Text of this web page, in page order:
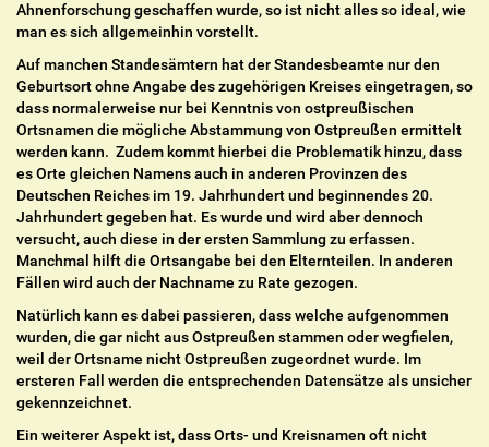
Ahnenforschung geschaffen wurde, so ist nicht alles so ideal, wie
man es sich allgemeinhin vorstellt.
Auf manchen Standesämtern hat der Standesbeamte nur den
Geburtsort ohne Angabe des zugehörigen Kreises eingetragen, so
dass normalerweise nur bei Kenntnis von ostpreußischen
Ortsnamen die mögliche Abstammung von Ostpreußen ermittelt
werden kann. Zudem kommt hierbei die Problematik hinzu, dass
es Orte gleichen Namens auch in anderen Provinzen des
Deutschen Reiches im 19. Jahrhundert und beginnendes 20.
Jahrhundert gegeben hat. Es wurde und wird aber dennoch
versucht, auch diese in der ersten Sammlung zu erfassen.
Manchmal hilft die Ortsangabe bei den Elternteilen. In anderen
Fällen wird auch der Nachname zu Rate gezogen.
Natürlich kann es dabei passieren, dass welche aufgenommen
wurden, die gar nicht aus Ostpreußen stammen oder wegfielen,
weil der Ortsname nicht Ostpreußen zugeordnet wurde. Im
ersteren Fall werden die entsprechenden Datensätze als unsicher
gekennzeichnet.
Ein weiterer Aspekt ist, dass Orts- und Kreisnamen oft nicht